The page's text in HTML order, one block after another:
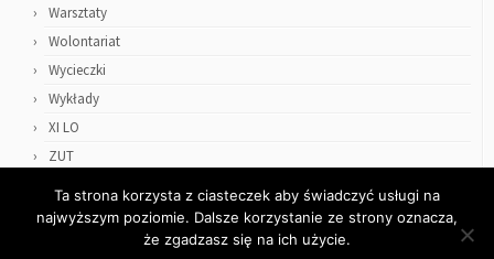
Warsztaty
Wolontariat
Wycieczki
Wykłady
XI LO
ZUT
Ta strona korzysta z ciasteczek aby świadczyć usługi na
najwyższym poziomie. Dalsze korzystanie ze strony oznacza,
że zgadzasz się na ich użycie.